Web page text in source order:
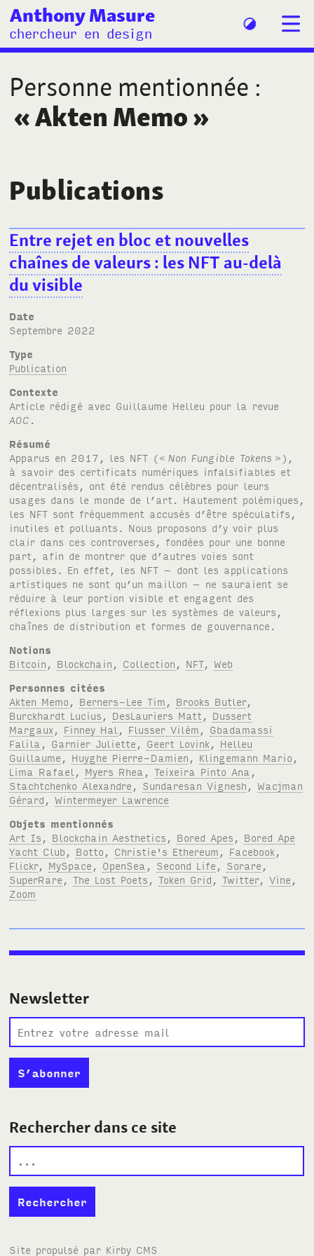
Anthony Masure
chercheur en design
Personne mentionnée :
«Akten Memo»
Publications
Entre rejet en bloc et nouvelles
chaînes de valeurs: les NFT au-delà
du visible
Date
septembre 2022
Type
Publication
Contexte
Article rédigé avec Guillaume Helleu pour la revue
AOC
Résumé
Apparus en 2017, les NFT (« Non Fungible Tokens »),
à savoir des certificats numériques infalsifiables et
décentralisés, ont été rendus célèbres pour leurs
usages dans le monde de l’art. Hautement polémiques,
les NFT sont fréquemment accusés d’être spéculatifs,
inutiles et polluants. Nous proposons d’y voir plus
clair dans ces controverses, fondées pour une bonne
part, afin de montrer que d’autres voies sont
possibles. En effet, les NFT – dont les applications
artistiques ne sont qu’un maillon – ne sauraient se
réduire à leur portion visible et engagent des
réflexions plus larges sur les systèmes de valeurs,
chaînes de distribution et formes de gouvernance.
Notions
Bitcoin
Blockchain Collection NFT,Web
Personnes citées
Akten Memo
Berners-Lee Tim Brooks Butler,
Burckhardt Lucius
DesLauriers Matt
Dussert
Margaux
Finney Hal Flusser Vilém
Gbadamassi
Falila
Garnier Juliette Geert Lovink
Helleu
Guillaume
Huyghe Pierre-Damien Klingemann Mario
Lima Rafael
Myers Rhea ,Teixeira Pinto Ana
Stachtchenko Alexandre
Sundaresan Vignesh ,Wacjman
Gérard ,Wintermeyer Lawrence
Objets mentionnés
Art Is
Blockchain Aesthetics Bored Apes
Bored Ape
Yacht Club
Botto Christie's Ethereum Facebook
Flickr, MySpace OpenSea Second Life Sorare
SuperRare ,The Lost Poets ,Token Grid ,Twitter,Vine
Zoom
Newsletter
Rechercher dans ce site
Site propulsé par Kirby CMS